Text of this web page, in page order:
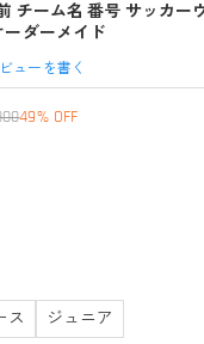
チーム名 番号 サッカー
ーダーメイド
ューを書く
49% OFF
ス ジュニア